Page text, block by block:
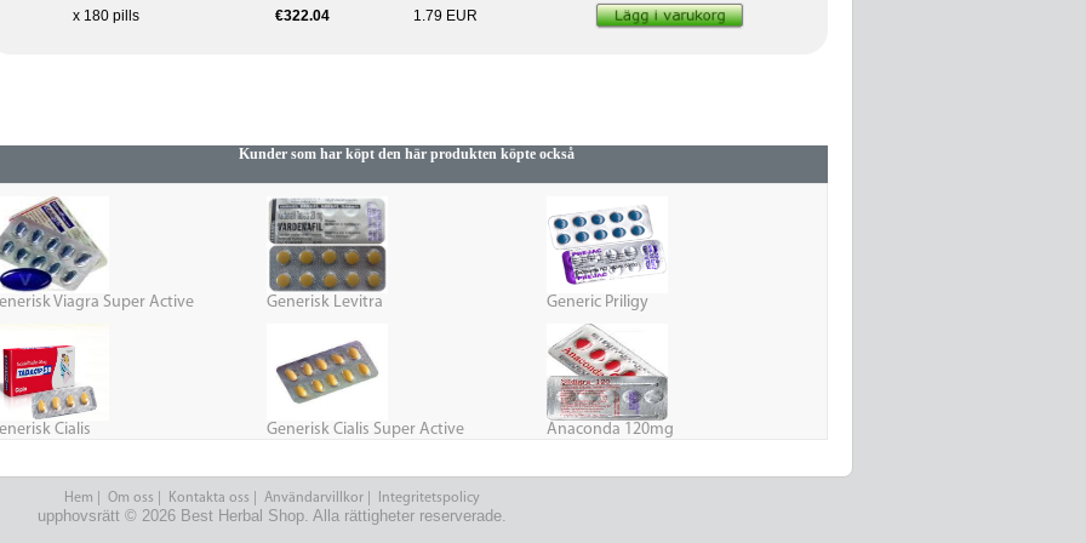
x 180 pills €322.04 1.79 EUR
Kunder som har köpt den här produkten köpte också
Viagra Super Active Generisk Levitra Generic Priligy
Cialis Generisk Cialis Super Active Anaconda 120mg
Hem Om oss Kontakta oss Användarvillkor| Integritetspolicy
upphovsrätt © 2026 Best Herbal Shop. Alla rättigheter reserverade.